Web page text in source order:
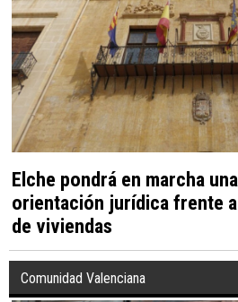
Elche pondrá en marcha
orientación jurídica frente
de viviendas
Comunidad Valenciana